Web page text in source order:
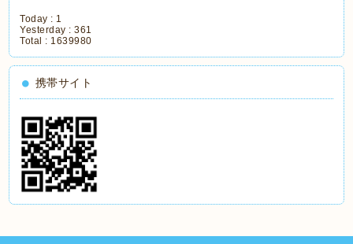
Today : 1
Yesterday :361
Total : 1639980
携帯サイト